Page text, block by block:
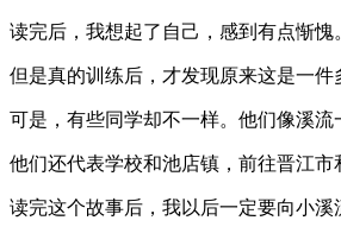
读完后，我想起了自己，感到有点惭
但是真的训练后，才发现原来这是一
可是，有些同学却不一样。他们像溪
他们还代表学校和池店镇，前往晋江市
读完这个故事后，我以后一定要向小